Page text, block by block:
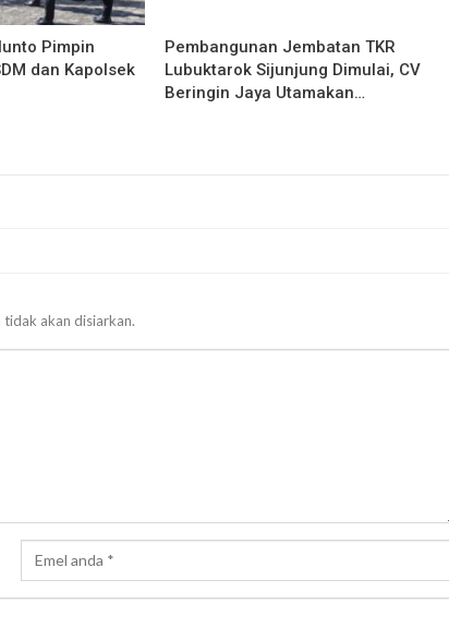
Pimpin
dan Kapolsek
Pembangunan Jembatan TKR
Lubuktarok Sijunjung Dimulai, CV
Beringin Jaya Utamakan…
akan disiarkan.